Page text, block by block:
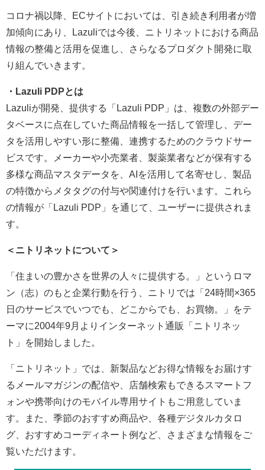
コロナ禍以降、ECサイトにおいては、引き続き利用者が増
加傾向にあり、Lazuliでは今後、ニトリネットにおける商品
情報の整備と活用を促進し、さらなるプロダクト開発に取
り組んでいきます。
・Lazuli PDPとは
Lazuliが開発、提供する「Lazuli PDP」は、複数の外部デー
タベースに点在していた商品情報を一括して管理し、デー
タを活用しやすい形に整備、連携するためのクラウドサー
ビスです。メーカーや小売業者、製薬業者などが保有する
多様な商品マスタデータを、AIを活用して名寄せし、製品
の特徴からメタタグの付与や関連付けを行います。これら
の情報が「Lazuli PDP」を通じて、ユーザーに提供されま
す。
＜ニトリネットについて＞
「住まいの豊かさを世界の人々に提供する。」というロマ
ン（志）のもと企業行動を行う、ニトリでは「24時間×365
日のサービスでいつでも、どこからでも、お買物。」をテ
ーマに2004年9月よりインターネット通販「ニトリネッ
ト」を開始しました。
「ニトリネット」では、新製品などお得な情報をお届けす
るメールマガジンの配信や、店舗検索もできるスマートフ
ォンや携帯向けのモバイル専用サイトもご用意していま
す。また、季節のおすすめ商品や、各種デジタルカタロ
グ、おすすめコーディネート例など、さまざまな情報をご
覧いただけます。